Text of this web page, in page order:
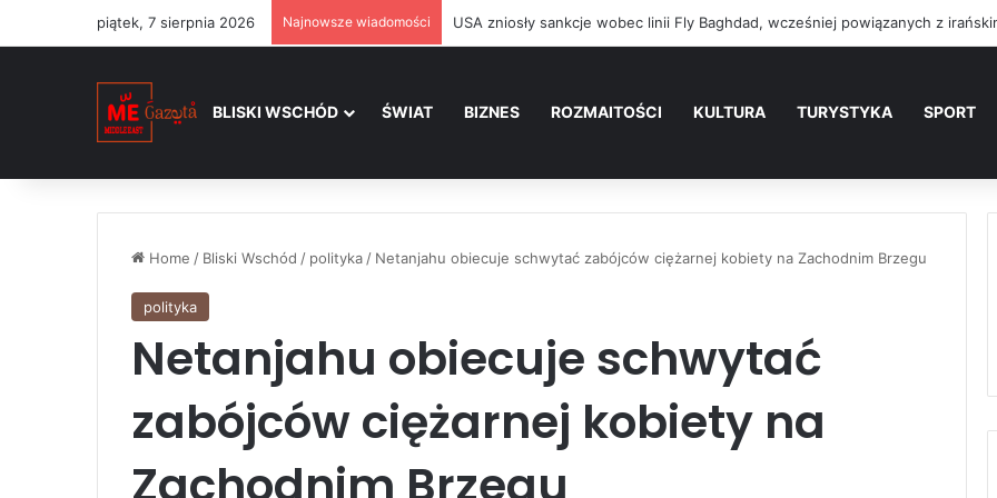
piątek, 7 sierpnia 2026 Najnowsze wiadomości
BLISKI WSCHÓD ŚWIAT BIZNES ROZMAITOŚCI KULTURA TURYSTYKA SPORT
Home / Bliski Wschód / polityka / Netanjahu obiecuje schwytać zabójców ciężarnej kobiety na Zachodnim Brzegu
polityka
Netanjahu obiecuje schwytać
zabójców ciężarnej kobiety na
Zachodnim Brzegu